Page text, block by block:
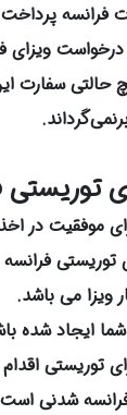
فرانسه
ویزای
سفارت
توریستی
موفقیت در
توریستی
ویزا می باشد.
ایجاد شده
توریستی
شدنی